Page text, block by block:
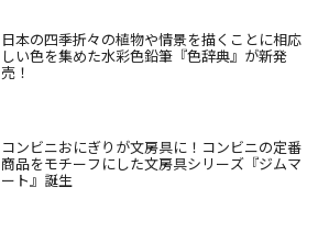
日本の四季折々の植物や情景を描くことに相応
しい色を集めた水彩色鉛筆『色辞典』が新発
売！
コンビニおにぎりが文房具に！コンビニの定番
商品をモチーフにした文房具シリーズ『ジムマ
ート』誕生